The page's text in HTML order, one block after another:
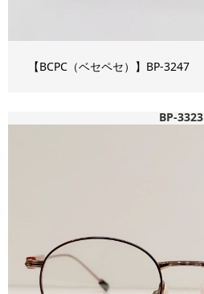
【BCPC（ベセペセ）】BP-3247
BP-3323